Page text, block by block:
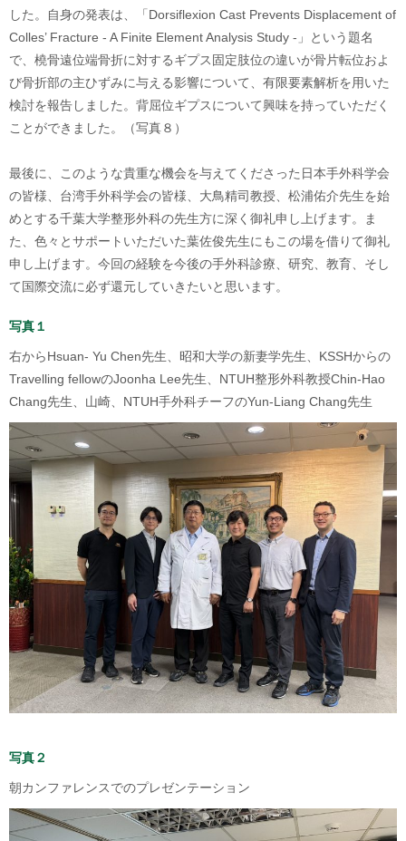
した。自身の発表は、「Dorsiflexion Cast Prevents Displacement of
Colles’ Fracture - A Finite Element Analysis Study -」という題名
で、橈骨遠位端骨折に対するギプス固定肢位の違いが骨片転位およ
び骨折部の主ひずみに与える影響について、有限要素解析を用いた
検討を報告しました。背屈位ギプスについて興味を持っていただく
ことができました。（写真８）
最後に、このような貴重な機会を与えてくださった日本手外科学会
の皆様、台湾手外科学会の皆様、大鳥精司教授、松浦佑介先生を始
めとする千葉大学整形外科の先生方に深く御礼申し上げます。ま
た、色々とサポートいただいた葉佐俊先生にもこの場を借りて御礼
申し上げます。今回の経験を今後の手外科診療、研究、教育、そし
て国際交流に必ず還元していきたいと思います。
写真１
右からHsuan- Yu Chen先生、昭和大学の新妻学先生、KSSHからの
Travelling fellowのJoonha Lee先生、NTUH整形外科教授Chin-Hao
Chang先生、山崎、NTUH手外科チーフのYun-Liang Chang先生
写真２
朝カンファレンスでのプレゼンテーション